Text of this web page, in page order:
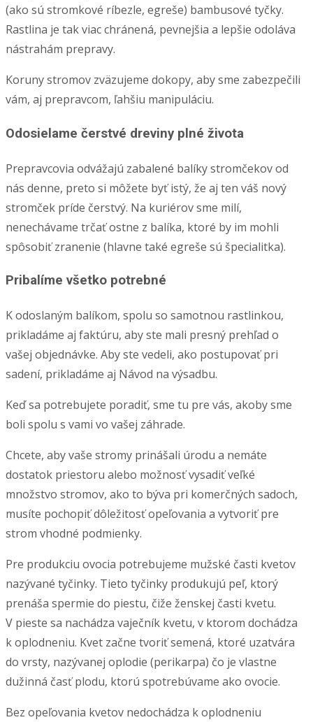
(ako sú stromkové ríbezle, egreše) bambusové tyčky.
Rastlina je tak viac chránená, pevnejšia a lepšie odoláva
nástrahám prepravy.
Koruny stromov zväzujeme dokopy, aby sme zabezpečili
vám, aj prepravcom, ľahšiu manipuláciu.
Odosielame čerstvé dreviny plné života
Prepravcovia odvážajú zabalené balíky stromčekov od
nás denne, preto si môžete byť istý, že aj ten váš nový
stromček príde čerstvý. Na kuriérov sme milí,
nenechávame trčať ostne z balíka, ktoré by im mohli
spôsobiť zranenie (hlavne také egreše sú špecialitka).
Pribalíme všetko potrebné
K odoslaným balíkom, spolu so samotnou rastlinkou,
prikladáme aj faktúru, aby ste mali presný prehľad o
vašej objednávke. Aby ste vedeli, ako postupovať pri
sadení, prikladáme aj Návod na výsadbu.
Keď sa potrebujete poradiť, sme tu pre vás, akoby sme
boli spolu s vami vo vašej záhrade.
Chcete, aby vaše stromy prinášali úrodu a nemáte
dostatok priestoru alebo možnosť vysadiť veľké
množstvo stromov, ako to býva pri komerčných sadoch,
musíte pochopiť dôležitosť opeľovania a vytvoriť pre
strom vhodné podmienky.
Pre produkciu ovocia potrebujeme mužské časti kvetov
nazývané tyčinky. Tieto tyčinky produkujú peľ, ktorý
prenáša spermie do piestu, čiže ženskej časti kvetu.
V pieste sa nachádza vaječník kvetu, v ktorom dochádza
k oplodneniu. Kvet začne tvoriť semená, ktoré uzatvára
do vrsty, nazývanej oplodie (perikarpa) čo je vlastne
dužinná časť plodu, ktorú spotrebúvame ako ovocie.
Bez opeľovania kvetov nedochádza k oplodneniu